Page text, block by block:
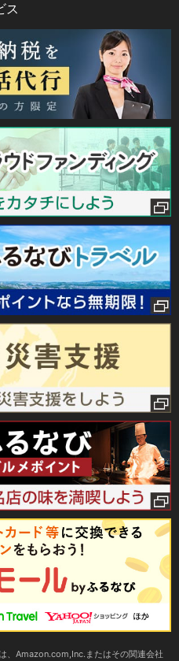
ス
、Amazon.com,Inc.またはその関連会社